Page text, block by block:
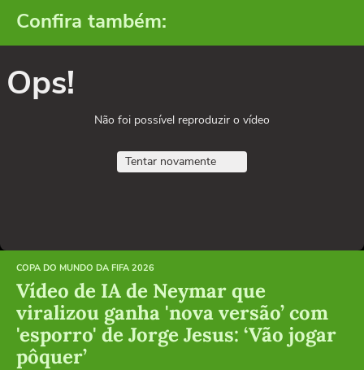
Confira também:
Ops!
Não foi possível reproduzir o vídeo
Tentar novamente
COPA DO MUNDO DA FIFA 2026
Vídeo de IA de Neymar que
viralizou ganha 'nova versão’ com
'esporro' de Jorge Jesus: ‘Vão jogar
pôquer’